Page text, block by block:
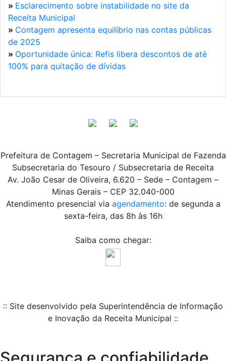
» Esclarecimento sobre instabilidade no site da
Receita Municipal
» Contagem apresenta equilíbrio nas contas públicas
de 2025
» Oportunidade única: Refis libera descontos de até
100% para quitação de dívidas
Prefeitura de Contagem – Secretaria Municipal de Fazenda
Subsecretaria do Tesouro / Subsecretaria de Receita
Av. João Cesar de Oliveira, 6.620 – Sede – Contagem –
Minas Gerais – CEP 32.040-000
Atendimento presencial via agendamento: de segunda a
sexta-feira, das 8h às 16h
Saiba como chegar:
:: Site desenvolvido pela Superintendência de Informação
e Inovação da Receita Municipal ::